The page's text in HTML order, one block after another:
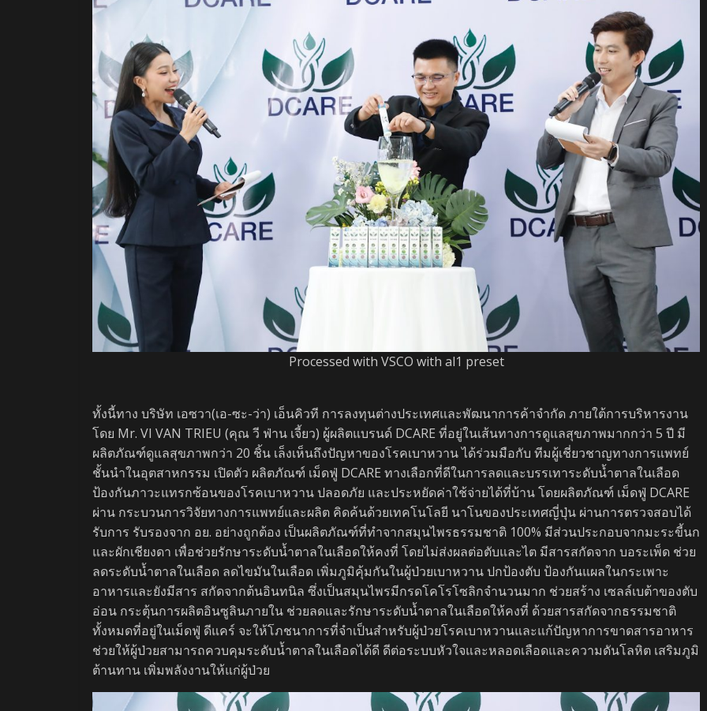
Processed with VSCO with al1 preset
ทั้งนี้ทาง บริษัท เอซวา(เอ-ซะ-ว่า) เอ็นคิวที การลงทุนต่างประเทศและพัฒนาการค้าจำกัด ภายใต้การบริหารงาน
โดย Mr. VI VAN TRIEU (คุณ วี ฟ่าน เจี้ยว) ผู้ผลิตแบรนด์ DCARE ที่อยู่ในเส้นทางการดูแลสุขภาพมากกว่า 5 ปี มี
ผลิตภัณฑ์ดูแลสุขภาพกว่า 20 ชิ้น เล็งเห็นถึงปัญหาของโรคเบาหวาน ได้ร่วมมือกับ ทีมผู้เชี่ยวชาญทางการแพทย์
ชั้นนำในอุตสาหกรรม เปิดตัว ผลิตภัณฑ์ เม็ดฟู่ DCARE ทางเลือกที่ดีในการลดและบรรเทาระดับน้ำตาลในเลือด
ป้องกันภาวะแทรกซ้อนของโรคเบาหวาน ปลอดภัย และประหยัดค่าใช้จ่ายได้ที่บ้าน โดยผลิตภัณฑ์ เม็ดฟู่ DCARE
ผ่าน กระบวนการวิจัยทางการแพทย์และผลิต คิดค้นด้วยเทคโนโลยี นาโนของประเทศญี่ปุ่น ผ่านการตรวจสอบได้
รับการ รับรองจาก อย. อย่างถูกต้อง เป็นผลิตภัณฑ์ที่ทำจากสมุนไพรธรรมชาติ 100% มีส่วนประกอบจากมะระขี้นก
และผักเชียงดา เพื่อช่วยรักษาระดับน้ำตาลในเลือดให้คงที่ โดยไม่ส่งผลต่อตับและไต มีสารสกัดจาก บอระเพ็ด ช่วย
ลดระดับน้ำตาลในเลือด ลดไขมันในเลือด เพิ่มภูมิคุ้มกันในผู้ป่วยเบาหวาน ปกป้องตับ ป้องกันแผลในกระเพาะ
อาหารและยังมีสาร สกัดจากต้นอินทนิล ซึ่งเป็นสมุนไพรมีกรดโคโรโซลิกจำนวนมาก ช่วยสร้าง เซลล์เบต้าของตับ
อ่อน กระตุ้นการผลิตอินซูลินภายใน ช่วยลดและรักษาระดับน้ำตาลในเลือดให้คงที่ ด้วยสารสกัดจากธรรมชาติ
ทั้งหมดที่อยู่ในเม็ดฟู่ ดีแคร์ จะให้โภชนาการที่จำเป็นสำหรับผู้ป่วยโรคเบาหวานและแก้ปัญหาการขาดสารอาหาร
ช่วยให้ผู้ป่วยสามารถควบคุมระดับน้ำตาลในเลือดได้ดี ดีต่อระบบหัวใจและหลอดเลือดและความดันโลหิต เสริมภูมิ
ต้านทาน เพิ่มพลังงานให้แก่ผู้ป่วย